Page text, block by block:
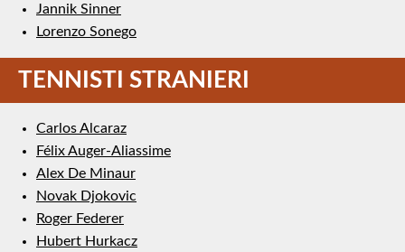
Jannik Sinner
Lorenzo Sonego
TENNISTI STRANIERI
Carlos Alcaraz
Félix Auger-Aliassime
Alex De Minaur
Novak Djokovic
Roger Federer
Hubert Hurkacz